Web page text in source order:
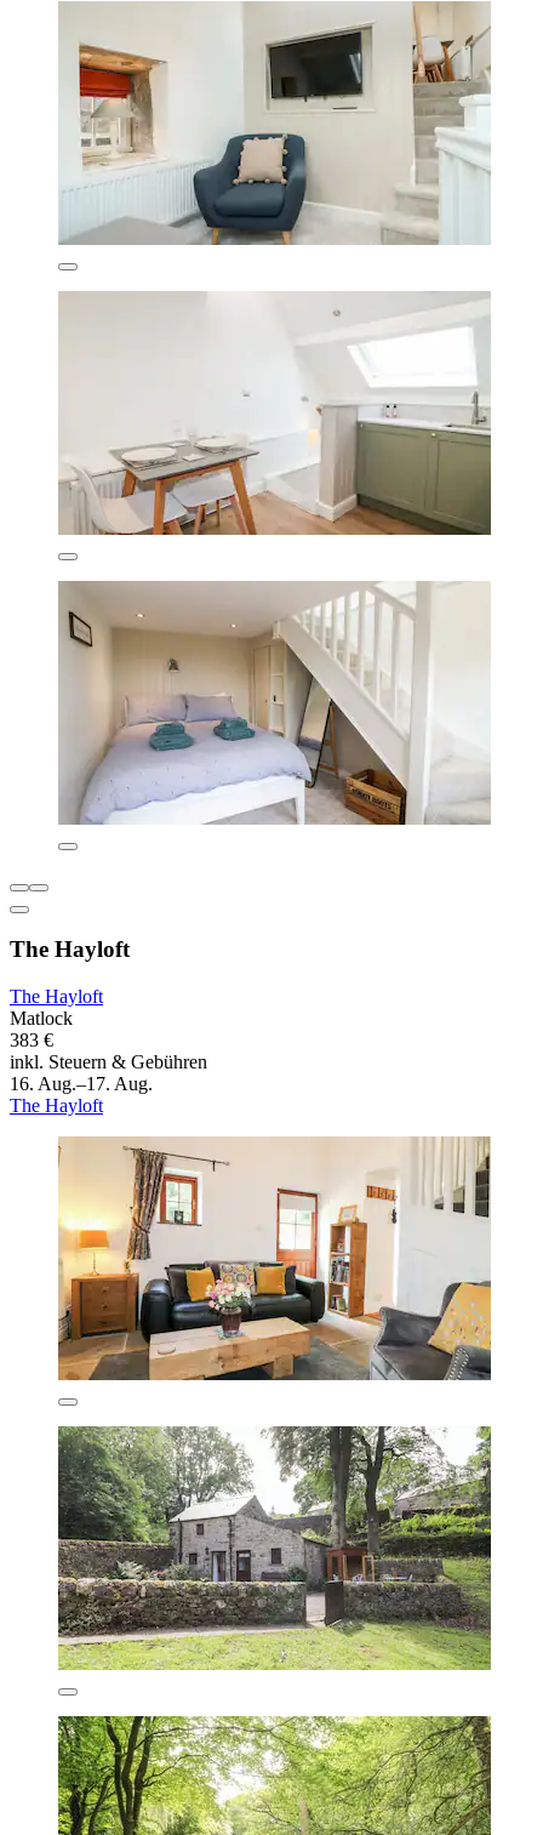
The Hayloft
The Hayloft
Matlock
383 €
inkl. Steuern & Gebühren
16. Aug.–17. Aug.
The Hayloft